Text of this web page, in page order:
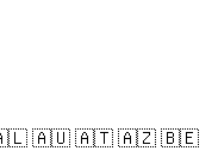
🇦🇺 🇦🇹 🇦🇿 🇧🇪